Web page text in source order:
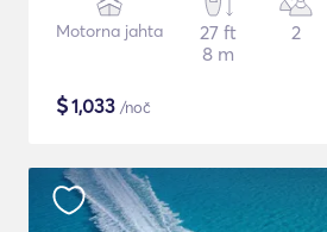
Motorna jahta
27 ft
8 m
2
$1,033 /noč